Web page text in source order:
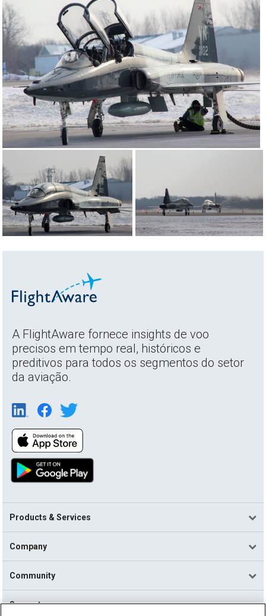
A FlightAware fornece insights de voo
precisos em tempo real, históricos e
preditivos para todos os segmentos do setor
da aviação.
Products & Services
Company
Community
Support